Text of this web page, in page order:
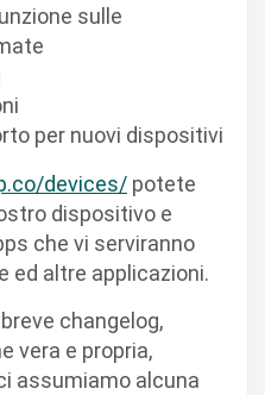
sulle
per nuovi dispositivi
devices/ potete
dispositivo e
che vi serviranno
ed altre applicazioni.
changelog,
vera e propria,
assumiamo alcuna